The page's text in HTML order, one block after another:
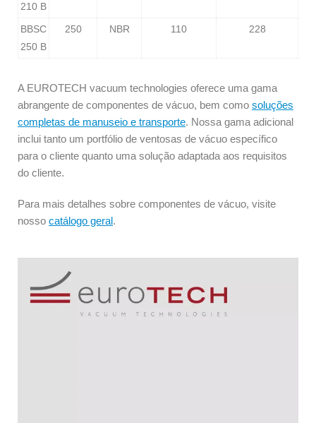
210 B
BBSC
250 B
250 NBR 110 228
A EUROTECH vacuum technologies oferece uma gama
abrangente de componentes de vácuo, bem como soluções
completas de manuseio e transporte. Nossa gama adicional
inclui tanto um portfólio de ventosas de vácuo específico
para o cliente quanto uma solução adaptada aos requisitos
do cliente.
Para mais detalhes sobre componentes de vácuo, visite
nosso catálogo geral.